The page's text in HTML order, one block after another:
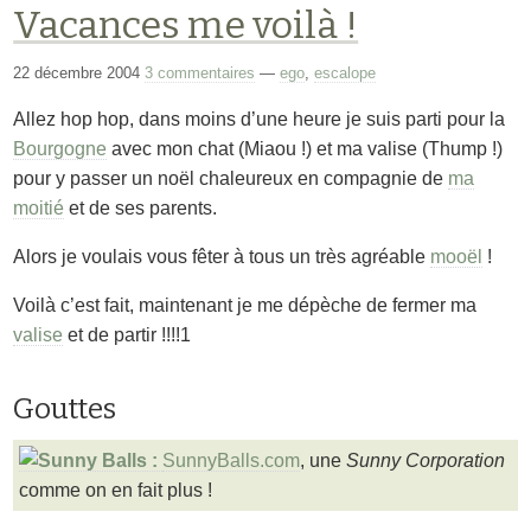
Vacances me voilà !
22 décembre 2004 3 commentaires —ego,escalope
Allez hop hop, dans moins d’une heure je suis parti pour la
Bourgogne avec mon chat (Miaou !) et ma valise (Thump !)
pour y passer un noël chaleureux en compagnie de ma
moitié et de ses parents.
Alors je voulais vous fêter à tous un très agréable mooël !
Voilà c’est fait, maintenant je me dépèche de fermer ma
valise et de partir !!!!1
Gouttes
SunnyBalls.com, une Sunny Corporation
comme on en fait plus !